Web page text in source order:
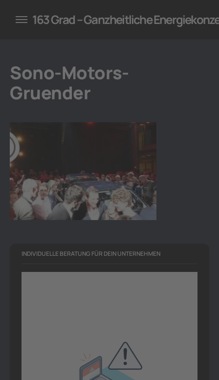
für Unternehmen
163 Grad – Ganzheitliche
Sono-Motors-
Gruender
INDIVIDUELLE BERATUNG FÜR DEIN UNTERNEHMEN